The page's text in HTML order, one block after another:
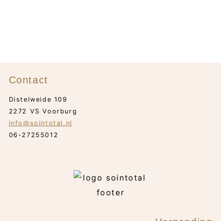
Contact
Distelweide 109
2272 VS Voorburg
info@sointotal.nl
06-27255012